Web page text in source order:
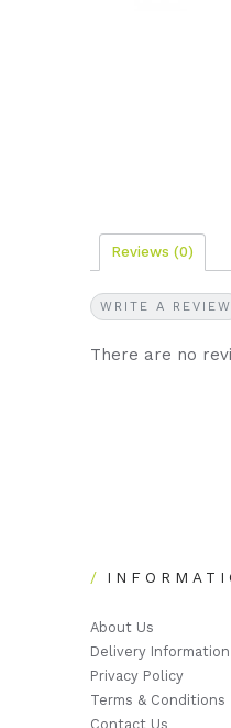
Reviews (0)
WRITE A REVIEW
There are no
About Us
Delivery Information
Privacy Policy
Terms & Conditions
Contact Us